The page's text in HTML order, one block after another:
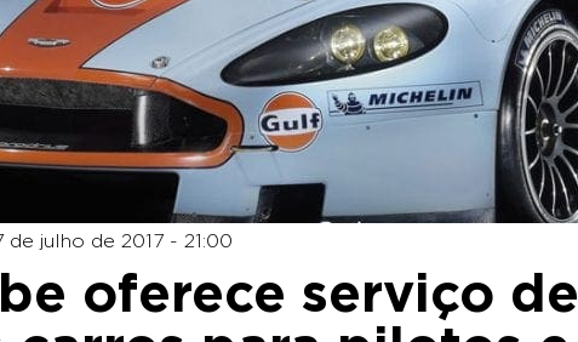
de julho de 2017 - 21:00
oferece serviço de